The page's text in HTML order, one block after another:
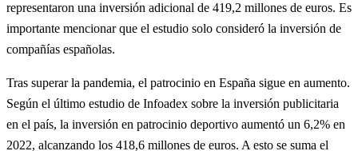
representaron una inversión adicional de 419,2 millones de euros. Es
importante mencionar que el estudio solo consideró la inversión de
compañías españolas.
Tras superar la pandemia, el patrocinio en España sigue en aumento.
Según el último estudio de Infoadex sobre la inversión publicitaria
en el país, la inversión en patrocinio deportivo aumentó un 6,2% en
2022, alcanzando los 418,6 millones de euros. A esto se suma el